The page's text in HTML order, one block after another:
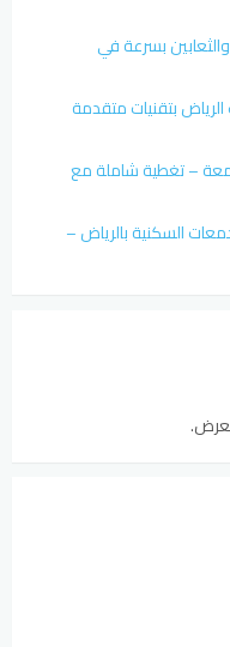
بسرعة في
بتقنيات متقدمة
– تغطية شاملة مع
السكنية بالرياض –